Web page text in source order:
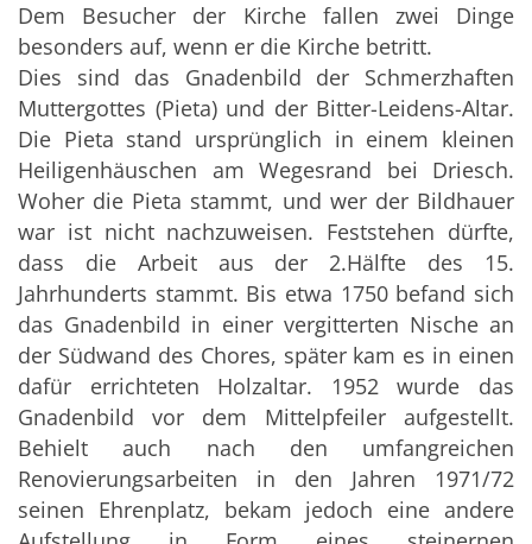
Dem Besucher der Kirche fallen zwei Dinge
besonders auf, wenn er die Kirche betritt.
Dies sind das Gnadenbild der Schmerzhaften
Muttergottes (Pieta) und der Bitter-Leidens-Altar.
Die Pieta stand ursprünglich in einem kleinen
Heiligenhäuschen am Wegesrand bei Driesch.
Woher die Pieta stammt, und wer der Bildhauer
war ist nicht nachzuweisen. Feststehen dürfte,
dass die Arbeit aus der 2.Hälfte des 15.
Jahrhunderts stammt. Bis etwa 1750 befand sich
das Gnadenbild in einer vergitterten Nische an
der Südwand des Chores, später kam es in einen
dafür errichteten Holzaltar. 1952 wurde das
Gnadenbild vor dem Mittelpfeiler aufgestellt.
Behielt auch nach den umfangreichen
Renovierungsarbeiten in den Jahren 1971/72
seinen Ehrenplatz, bekam jedoch eine andere